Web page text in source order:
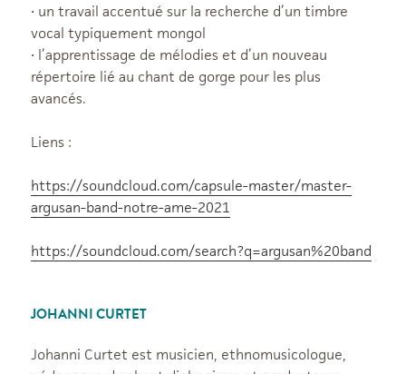
• un travail accentué sur la recherche d’un timbre
vocal typiquement mongol
• l’apprentissage de mélodies et d’un nouveau
répertoire lié au chant de gorge pour les plus
avancés.
Liens :
https://soundcloud.com/capsule-master/master-
argusan-band-notre-ame-2021
https://soundcloud.com/search?q=argusan%20band
JOHANNI CURTET
Johanni Curtet est musicien, ethnomusicologue,